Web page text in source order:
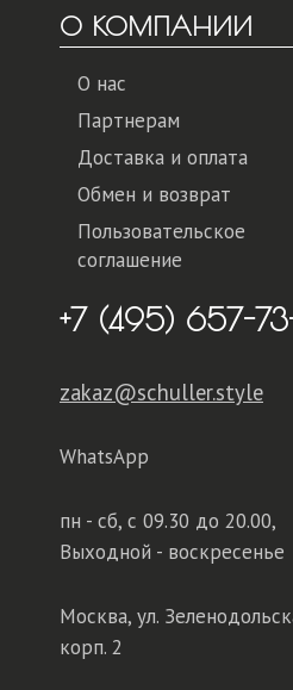
О КОМПАНИИ
О нас
Партнерам
Доставка и оплата
Обмен и возврат
Пользовательское
соглашение
+7 (495) 657-
zakaz@schuller.style
WhatsApp
пн - сб, с 09.30 до 20.00,
Выходной - воскресенье
Москва, ул.
корп. 2